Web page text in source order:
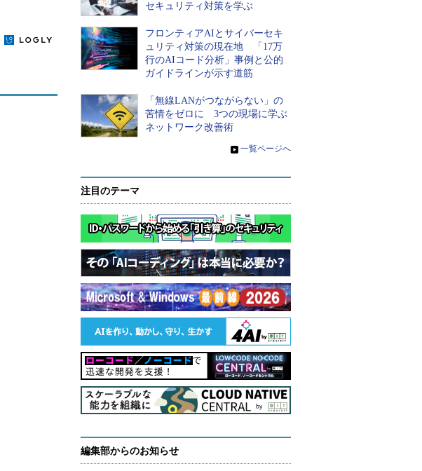
セキュリティ対策を学ぶ
フロンティアAIとサイバーセキ
ュリティ対策の現在地 「17万
行のAIコード分析」事例と公的
ガイドラインが示す道筋
「無線LANがつながらない」の
苦情をゼロに 3つの現場に学ぶ
ネットワーク改善術
» 一覧ページへ
注目のテーマ
編集部からのお知らせ